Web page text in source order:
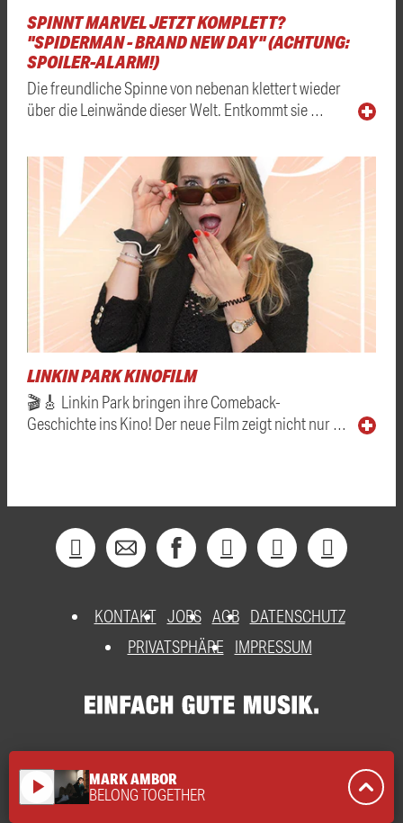
SPINNT MARVEL JETZT KOMPLETT?
"SPIDERMAN - BRAND NEW DAY" (ACHTUNG:
SPOILER-ALARM!)
Die freundliche Spinne von nebenan klettert wieder
über die Leinwände dieser Welt. Entkommt sie …
LINKIN PARK KINOFILM
🎬🎸 Linkin Park bringen ihre Comeback-
Geschichte ins Kino! Der neue Film zeigt nicht nur …
KONTAKT JOBS AGB DATENSCHUTZ
PRIVATSPHÄRE
IMPRESSUM
play_arrow MARK AMBOR
BELONG TOGETHER